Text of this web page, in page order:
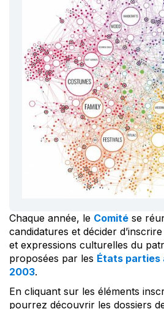
Chaque année, le Comité se
candidatures et décider
et expressions culturelles du
proposées par les États parties
2003.
En cliquant sur les éléments
pourrez découvrir les dossiers